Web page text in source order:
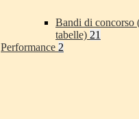
Bandi di concorso
tabelle) 21
Performance 2